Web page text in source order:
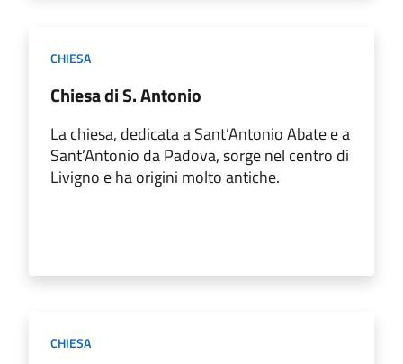
CHIESA
Chiesa di S. Antonio
La chiesa, dedicata a Sant’Antonio Abate e a
Sant’Antonio da Padova, sorge nel centro di
Livigno e ha origini molto antiche.
CHIESA